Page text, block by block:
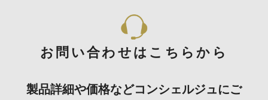
お問い合わせはこちらから
製品詳細や価格などコンシェルジュにご